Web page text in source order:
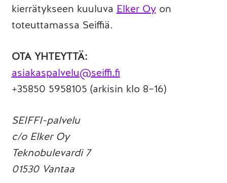
kierrätykseen kuuluva Elker Oyon
toteuttamassa Seiffiä.
OTA YHTEYTTÄ:
asiakaspalvelu@seiffi.fi
+35850 5958105 (arkisin klo 8–16)
SEIFFI-palvelu
c/o Elker Oy
Teknobulevardi 7
01530 Vantaa